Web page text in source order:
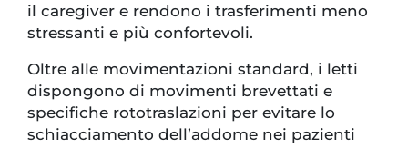
il caregiver e rendono i trasferimenti meno
stressanti e più confortevoli.
Oltre alle movimentazioni standard, i letti
dispongono di movimenti brevettati e
specifiche rototraslazioni per evitare lo
schiacciamento dell’addome nei pazienti